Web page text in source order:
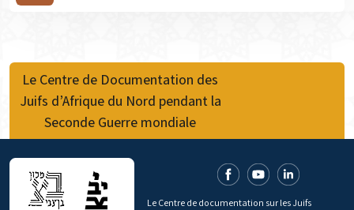
Le Centre de Documentation des
Juifs d’Afrique du Nord pendant la
Seconde Guerre mondiale
Le Centre de documentation sur les Juifs